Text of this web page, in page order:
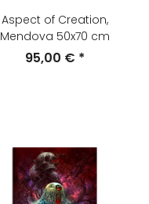
Aspect of Creation,
Mendova 50x70 cm
95,00 € *